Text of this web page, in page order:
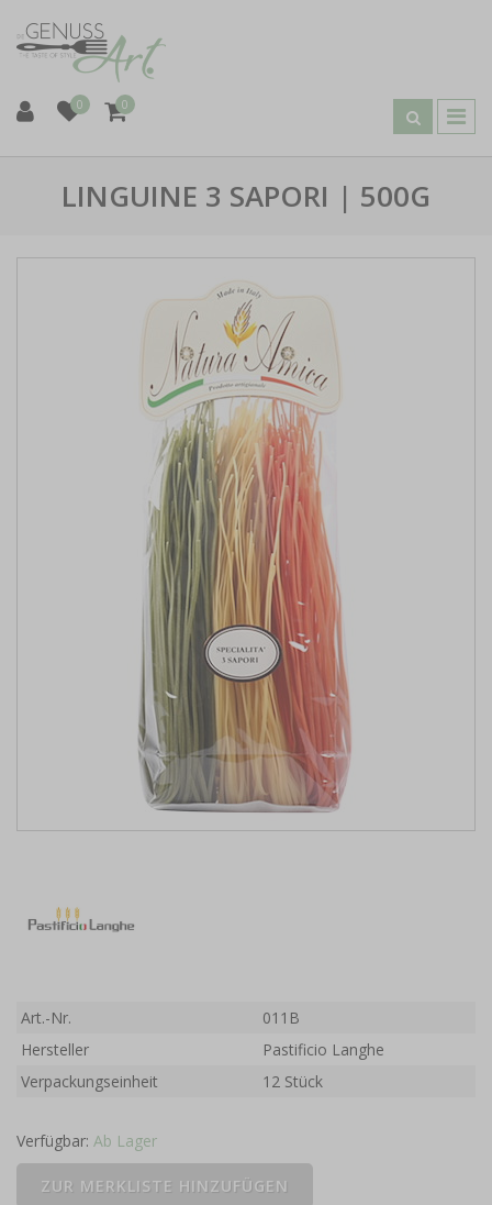
0 0
LINGUINE 3 SAPORI | 500G
Art.-Nr.
011B
Hersteller
Pastificio Langhe
Verpackungseinheit
12 Stück
Verfügbar: Ab Lager